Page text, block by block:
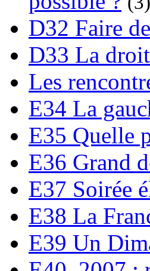
D32 Faire
D33 La
Les
E34 La
E35 Quelle
E36 Grand
E37 Soirée
E38 La
E39 Un